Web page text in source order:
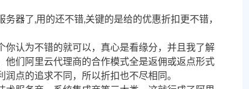
器了,用的还不错,关键的是给的优惠折扣更不错，
认为不错的就可以，真心是看缘分，并且我了解
们阿里云代理商的合作模式全是返佣或返点形式
点的追求不同，所以折扣也不尽相同。